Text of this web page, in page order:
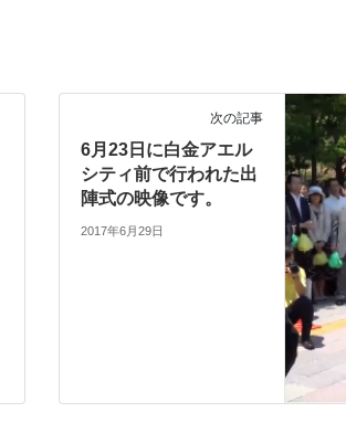
次の記事
6月23日に白金アエル
シティ前で行われた出
陣式の映像です。
2017年6月29日